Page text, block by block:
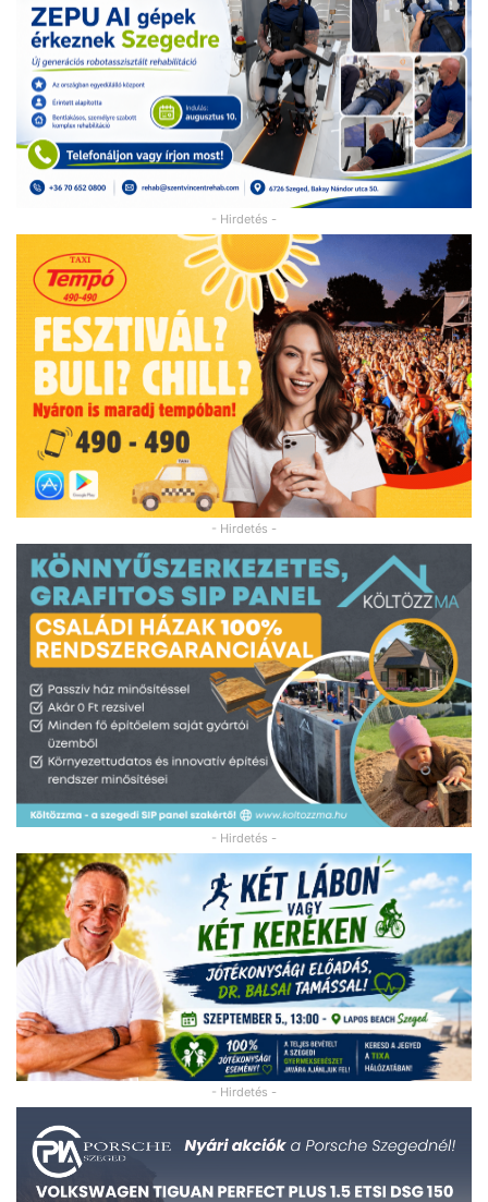
- Hirdetés -
- Hirdetés -
- Hirdetés -
- Hirdetés -